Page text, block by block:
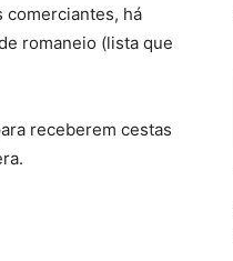
comerciantes, há
romaneio (lista que
receberem cestas